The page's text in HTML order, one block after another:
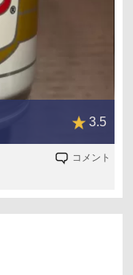
3.5
コメント